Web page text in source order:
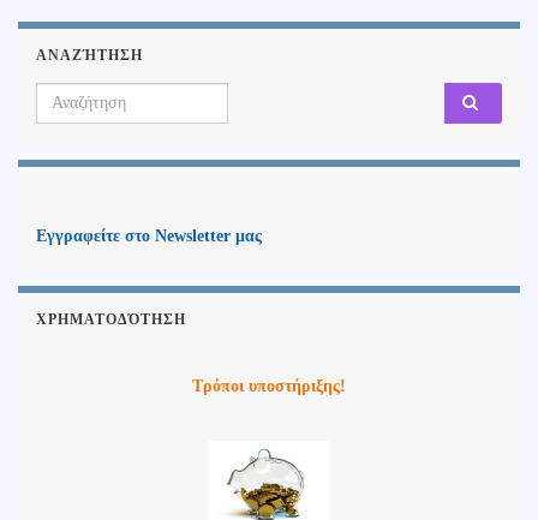
ΑΝΑΖΉΤΗΣΗ
Search for:
Εγγραφείτε στο Newsletter μας
ΧΡΗΜΑΤΟΔΌΤΗΣΗ
Τρόποι υποστήριξης!